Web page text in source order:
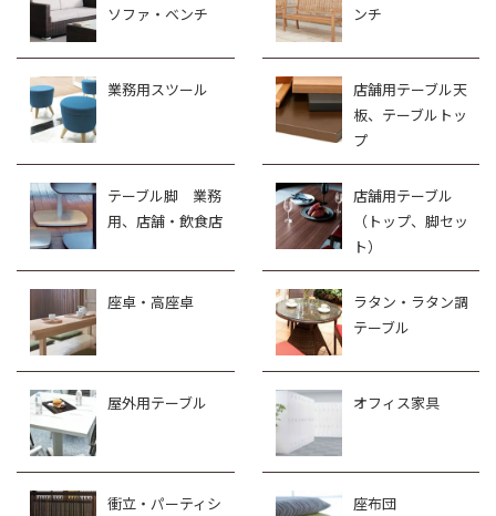
ソファ・ベンチ
ンチ
業務用スツール
店舗用テーブル天
板、テーブルトッ
プ
テーブル脚 業務
用、店舗・飲食店
店舗用テーブル
（トップ、脚セッ
ト）
座卓・高座卓
ラタン・ラタン調
テーブル
屋外用テーブル オフィス家具
衝立・パーティシ
座布団